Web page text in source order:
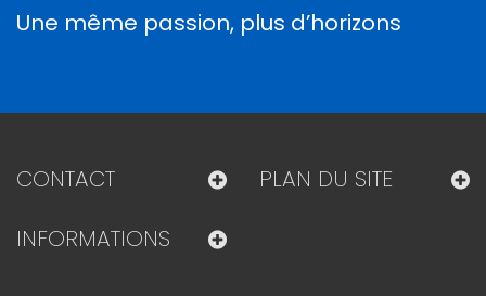
Une même passion, plus d’horizons
CONTACT
PLAN DU SITE
INFORMATIONS